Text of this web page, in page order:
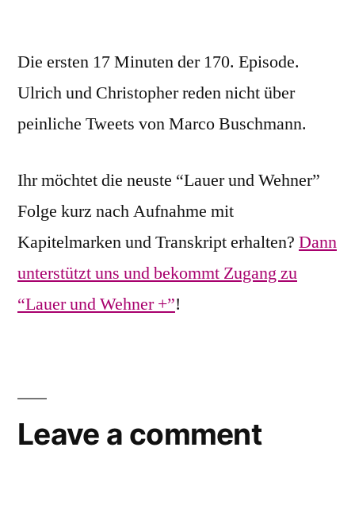
Die ersten 17 Minuten der 170. Episode.
Ulrich und Christopher reden nicht über
peinliche Tweets von Marco Buschmann.
Ihr möchtet die neuste “Lauer und Wehner”
Folge kurz nach Aufnahme mit
Kapitelmarken und Transkript erhalten? Dann
unterstützt uns und bekommt Zugang zu
“Lauer und Wehner +”!
Leave a comment